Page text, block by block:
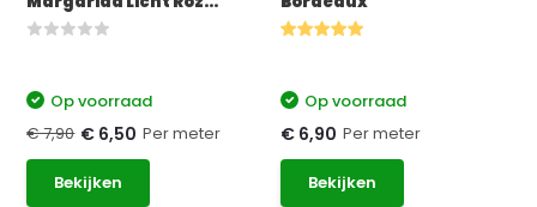
Op voorraad
€ 7,90 € 6,50 Per meter
Bekijken
Op voorraad
€ 6,90 Per meter
Bekijken